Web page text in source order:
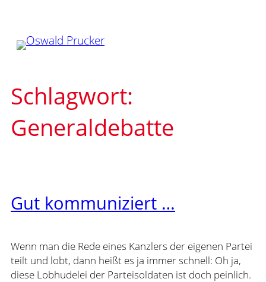
springen
Schlagwort:
Generaldebatte
Gut kommuniziert …
Wenn man die Rede eines Kanzlers der eigenen Partei
teilt und lobt, dann heißt es ja immer schnell: Oh ja,
diese Lobhudelei der Parteisoldaten ist doch peinlich.